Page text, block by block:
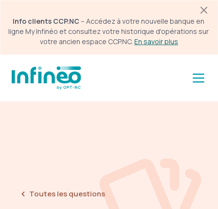
Info clients CCP.NC – Accédez à votre nouvelle banque en
ligne My Infinéo et consultez votre historique d'opérations sur
votre ancien espace CCP.NC. En savoir plus
Menu espace particulier
Toutes les questions